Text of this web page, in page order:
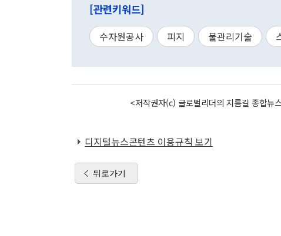
[관련키워드]
수자원공사 피지 물관리기술
<저작권자(c) 글로벌리더의 지름길 종합
디지털뉴스콘텐츠 이용규칙 보기
뒤로가기